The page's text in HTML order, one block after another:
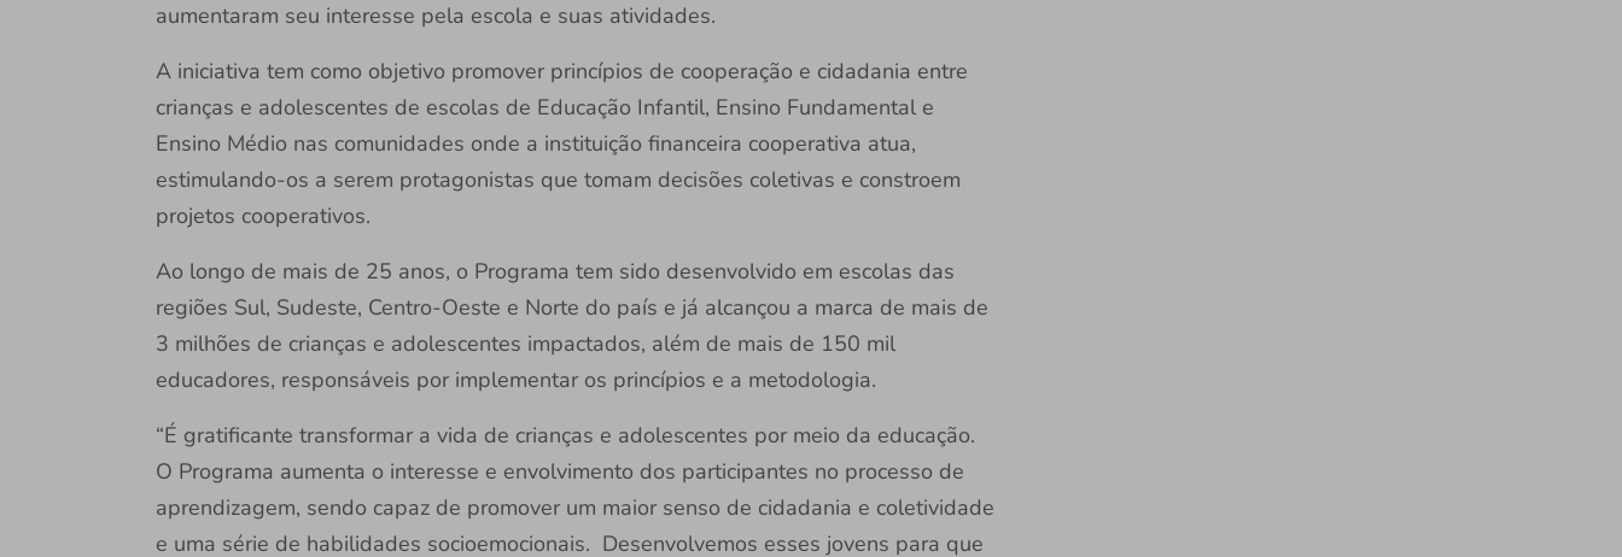
aumentaram seu interesse pela escola e suas atividades.
A iniciativa tem como objetivo promover princípios de cooperação e cidadania entre
crianças e adolescentes de escolas de Educação Infantil, Ensino Fundamental e
Ensino Médio nas comunidades onde a instituição financeira cooperativa atua,
estimulando-os a serem protagonistas que tomam decisões coletivas e constroem
projetos cooperativos.
Ao longo de mais de 25 anos, o Programa tem sido desenvolvido em escolas das
regiões Sul, Sudeste, Centro-Oeste e Norte do país e já alcançou a marca de mais de
3 milhões de crianças e adolescentes impactados, além de mais de 150 mil
educadores, responsáveis por implementar os princípios e a metodologia.
“É gratificante transformar a vida de crianças e adolescentes por meio da educação.
O Programa aumenta o interesse e envolvimento dos participantes no processo de
aprendizagem, sendo capaz de promover um maior senso de cidadania e coletividade
e uma série de habilidades socioemocionais. Desenvolvemos esses jovens para que